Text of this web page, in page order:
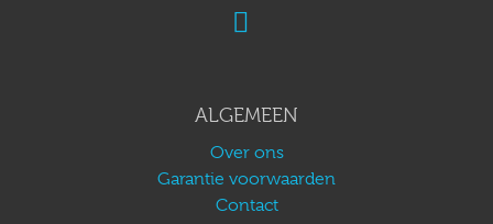
ALGEMEEN
Over ons
Garantie voorwaarden
Contact